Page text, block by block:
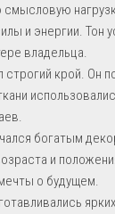
и энергии. Тон
владельца.
крой. Он
богатым
и
о будущем.